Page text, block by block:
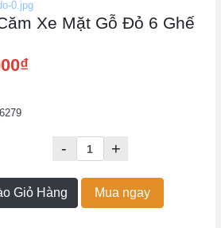
Xe Mặt Gỗ Đỏ 6 Ghế
- +
Giỏ Hàng Mua ngay